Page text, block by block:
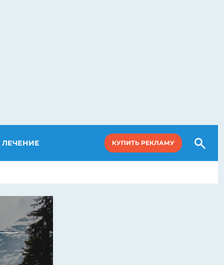
ЛЕЧЕНИЕ КУПИТЬ РЕКЛАМУ